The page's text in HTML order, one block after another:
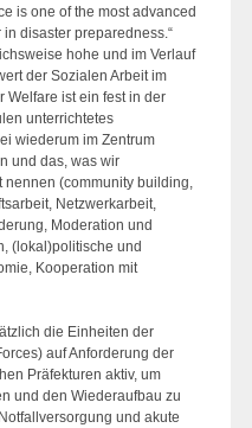
is one of the most advanced
disaster preparedness.“
hohe und im Verlauf
der Sozialen Arbeit im
Welfare ist ein fest in der
unterrichtetes
wiederum im Zentrum
und das, was wir
nennen (community building,
Netzwerkarbeit,
Moderation und
(lokal)politische und
Kooperation mit
die Einheiten der
auf Anforderung der
Präfekturen aktiv, um
und den Wiederaufbau zu
und akute